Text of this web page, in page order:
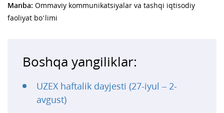
Manba: Ommaviy kommunikatsiyalar va tashqi iqtisodiy
faoliyat bo‘limi
Boshqa yangiliklar:
UZEX haftalik dayjesti (27-iyul – 2-
avgust)